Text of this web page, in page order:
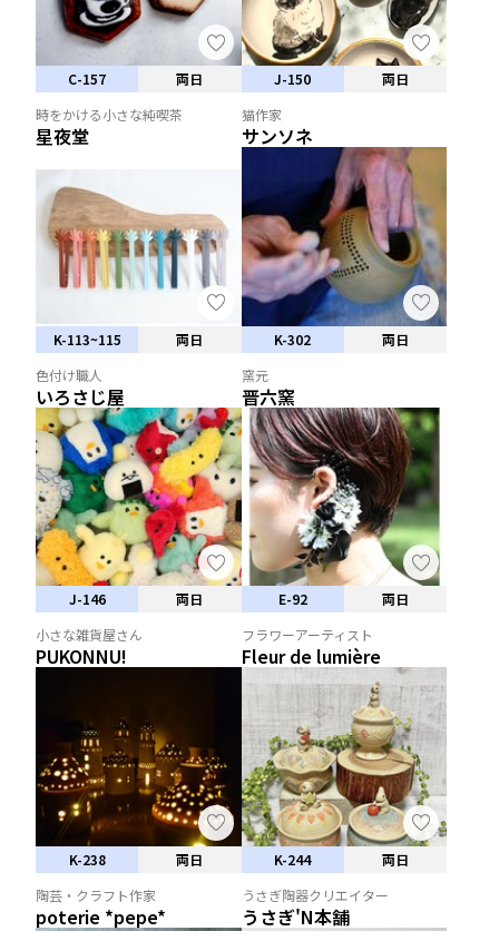
C-157
両日
時をかける小さな純喫茶
星夜堂
J-150
両日
猫作家
サンソネ
K-113~115
両日
色付け職人
いろさじ屋
K-302
両日
窯元
晋六窯
J-146
両日
小さな雑貨屋さん
PUKONNU!
E-92
両日
フラワーアーティスト
Fleur de lumière
K-238
両日
陶芸・クラフト作家
poterie *pepe*
K-244
両日
うさぎ陶器クリエイター
うさぎ'N本舗